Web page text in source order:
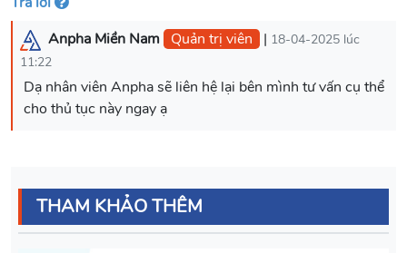
Anpha Miền Nam Quản trị viên | 18-04-2025 lúc
11:22
Dạ nhân viên Anpha sẽ liên hệ lại bên mình tư vấn cụ thể
cho thủ tục này ngay ạ
THAM KHẢO THÊM